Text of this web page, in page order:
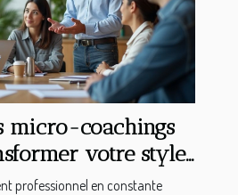
micro-coachings
votre style
?
professionnel en constante